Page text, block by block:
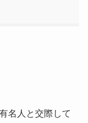
名人と交際して